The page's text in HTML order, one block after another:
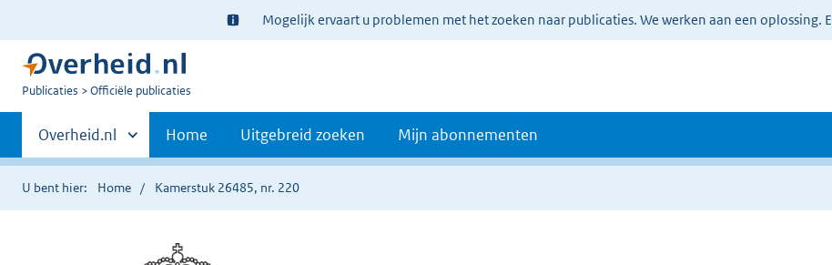
Ter
informatie:
Mogelijk ervaart u problemen met het zoeken naar publicaties. We werken aan een oplossing.
U
Publicaties Officiële publicaties
Primaire
navigatie
Andere
sites
binnen
Overheid.nl Home Uitgebreid zoeken Mijn abonnementen
U bent hier: Home Kamerstuk 26485, nr. 220